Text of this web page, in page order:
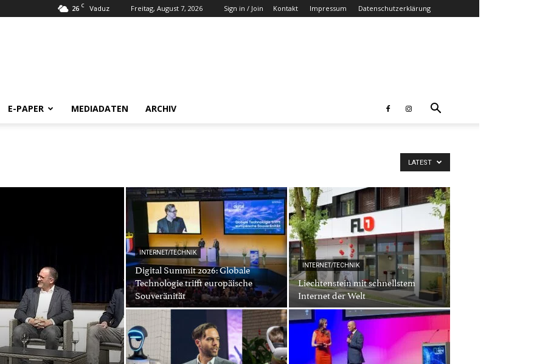
26 C Vaduz Freitag, August 7, 2026 Sign in / Join Kontakt Impressum Datenschutzerklärung
E-PAPER MEDIADATEN ARCHIV
LATEST
INTERNET/TECHNIK
Digital Summit 2026: Globale
Technologie trifft europäische
Souveränität
INTERNET/TECHNIK
Liechtenstein mit schnellstem
Internet der Welt